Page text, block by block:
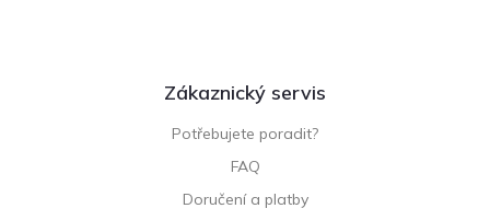
Zákaznický servis
Potřebujete poradit?
FAQ
Doručení a platby